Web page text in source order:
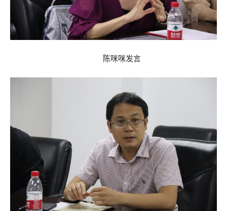
陈咪咪发言